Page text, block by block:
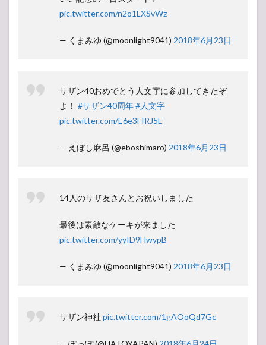
pic.twitter.com/n2o1LXSvWz
— くまみゆ (@moonlight9041) 2018年6月23日
サザン40おめでとう人文字に参加してきたぞ
よ！ #サザン40周年#人文字
pic.twitter.com/E6e3FIRJ5E
— えぼし麻呂 (@eboshimaro) 2018年6月23日
14人のサザ友さんとお祝いしました
最後は素敵なケーキが来ました
pic.twitter.com/yyID9HwypB
— くまみゆ (@moonlight9041) 2018年6月23日
サザン神社 pic.twitter.com/1gAOoQd7Gc